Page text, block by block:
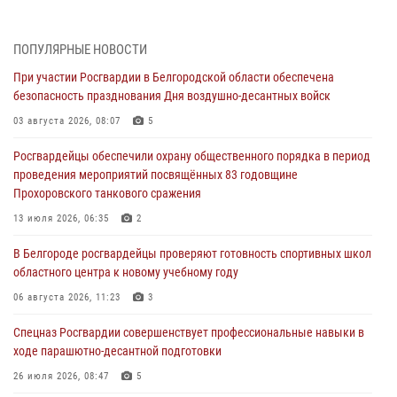
Подвиги героев‑росгвардейцев увековечили в новой музейной
экспозиции белгородского музея‑диорамы «Курская битва.
06 августа 2026, 12:05 3
В Белгороде росгвардейцы проверяют готовность спортивных школ
областного центра к новому учебному году
Росгвардия обеспечила общественную безопасность празднования
83-й годовщины освобождения г. Белгорода от немецко -
06 августа 2026, 06:54 3
Офицеры Росгвардии и ветераны войск правопорядка почтили
ПОПУЛЯРНЫЕ НОВОСТИ
При участии Росгвардии в Белгородской области обеспечена
безопасность празднования Дня воздушно-десантных войск
03 августа 2026, 08:07 5
Росгвардейцы обеспечили охрану общественного порядка в период
проведения мероприятий посвящённых 83 годовщине
Прохоровского танкового сражения
13 июля 2026, 06:35 2
В Белгороде росгвардейцы проверяют готовность спортивных школ
областного центра к новому учебному году
06 августа 2026, 11:23 3
Спецназ Росгвардии совершенствует профессиональные навыки в
ходе парашютно-десантной подготовки
26 июля 2026, 08:47 5